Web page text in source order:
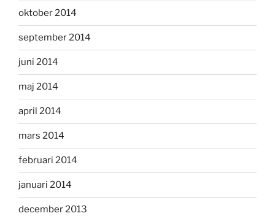
oktober 2014
september 2014
juni 2014
maj 2014
april 2014
mars 2014
februari 2014
januari 2014
december 2013